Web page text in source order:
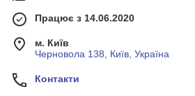
Працює з 14.06.2020
м. Київ
Черновола 138, Київ, Україна
Контакти